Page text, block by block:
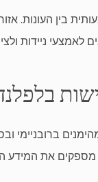
בין העונות.
לאמצעי ניידות
ברובניימי
מספקים את המידע